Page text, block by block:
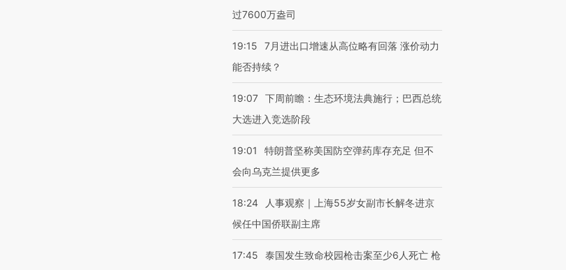
过7600万盎司
19:15
7月进出口增速从高位略有回落 涨价动力
能否持续？
19:07 下周前瞻：生态环境法典施行；巴西总统
大选进入竞选阶段
19:01
特朗普坚称美国防空弹药库存充足 但不
会向乌克兰提供更多
18:24
人事观察｜上海55岁女副市长解冬进京
候任中国侨联副主席
17:45 泰国发生致命校园枪击案至少6人死亡 枪